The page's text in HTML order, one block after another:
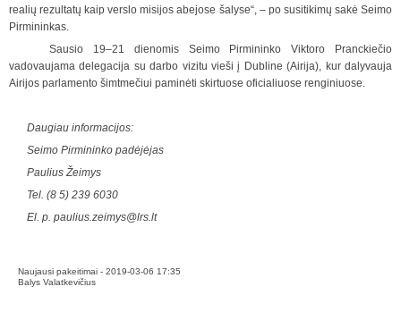
realių rezultatų kaip verslo misijos abejose šalyse“, – po susitikimų sakė Seimo
Pirmininkas.
Sausio 19–21 dienomis Seimo Pirmininko Viktoro Pranckiečio
vadovaujama delegacija su darbo vizitu vieši į Dubline (Airija), kur dalyvauja
Airijos parlamento šimtmečiui paminėti skirtuose oficialiuose renginiuose.
Daugiau informacijos:
Seimo Pirmininko padėjėjas
Paulius Žeimys
Tel. (8 5) 239 6030
El. p. paulius.zeimys@lrs.lt
Naujausi pakeitimai - 2019-03-06 17:35
Balys Valatkevičius